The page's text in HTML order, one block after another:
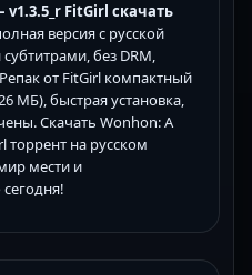
FitGirl скачать
версия с русской
без DRM,
от FitGirl компактный
МБ), быстрая установка,
Скачать Wonhon: A
торрент на русском
мести и